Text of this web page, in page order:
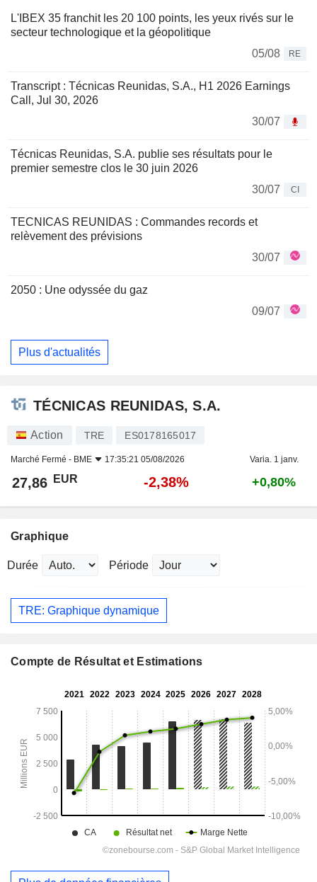
L'IBEX 35 franchit les 20 100 points, les yeux rivés sur le
secteur technologique et la géopolitique
05/08
RE
Transcript : Técnicas Reunidas, S.A., H1 2026 Earnings
Call, Jul 30, 2026
30/07
Técnicas Reunidas, S.A. publie ses résultats pour le
premier semestre clos le 30 juin 2026
30/07
CI
TECNICAS REUNIDAS : Commandes records et
relèvement des prévisions
30/07
2050 : Une odyssée du gaz
09/07
Plus d'actualités
TÉCNICAS REUNIDAS, S.A.
Action TRE ES0178165017
Marché Fermé - BME 17:35:21 05/08/2026 Varia. 1 janv.
27,86 EUR -2,38% +0,80%
Graphique
Durée Période
TRE: Graphique dynamique
Compte de Résultat et Estimations